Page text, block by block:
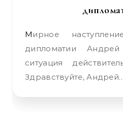
Мирное наступление кремлевской
дипломатии Андрей
ситуация
Здравствуйте,